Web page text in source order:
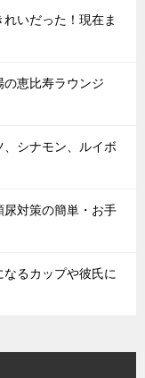
れいだった！現在ま
恵比寿ラウンジ
シナモン、ルイボ
対策の簡単・お手
るカップや彼氏に